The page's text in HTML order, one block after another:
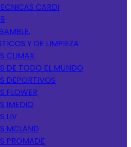
CARDI
Y DE LIMPIEZA
CLIMAX
DE TODO EL MUNDO
DEPORTIVOS
FLOWER
IMEDIO
LIV
MCLAND
PROMADE